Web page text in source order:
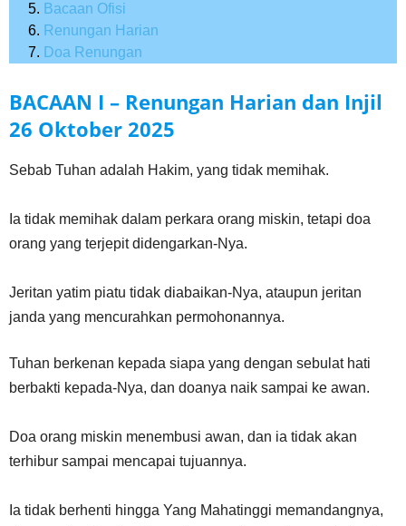
Bacaan Ofisi
Renungan Harian
Doa Renungan
BACAAN I – Renungan Harian dan Injil
26 Oktober 2025
Sebab Tuhan adalah Hakim, yang tidak memihak.
Ia tidak memihak dalam perkara orang miskin, tetapi doa
orang yang terjepit didengarkan-Nya.
Jeritan yatim piatu tidak diabaikan-Nya, ataupun jeritan
janda yang mencurahkan permohonannya.
Tuhan berkenan kepada siapa yang dengan sebulat hati
berbakti kepada-Nya, dan doanya naik sampai ke awan.
Doa orang miskin menembusi awan, dan ia tidak akan
terhibur sampai mencapai tujuannya.
Ia tidak berhenti hingga Yang Mahatinggi memandangnya,